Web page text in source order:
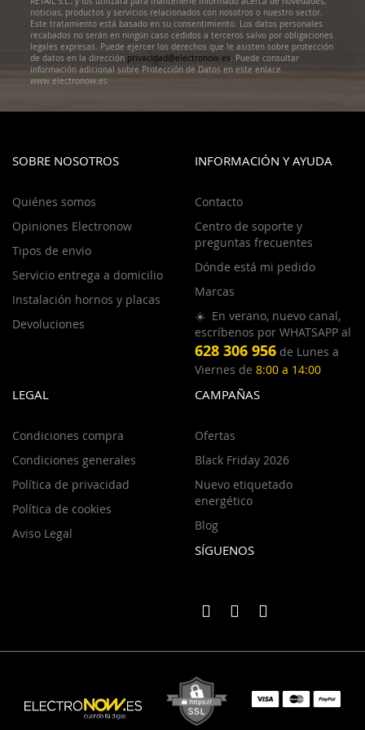
noticias, productos y servicios relacionados con nosotros o nuestro sector.
Este tratamiento está basado en su consentimiento. Los datos personales
recabados no serán en ningún caso cedidos a terceros salvo por obligaciones
legales expresas. Puede ejercer los derechos que le asisten sobre protección
de datos en la dirección privacidad@electronow.es. Puede consultar
información adicional sobre Protección de Datos en este enlace
www.electronow.es
SOBRE NOSOTROS
Quiénes somos
Opiniones Electronow
Tipos de envio
Servicio entrega a domicilio
Instalación hornos y placas
Devoluciones
INFORMACIÓN Y AYUDA
Contacto
Centro de soporte y
preguntas frecuentes
Dónde está mi pedido
Marcas
☀️ En verano, nuevo canal,
escríbenos por WHATSAPP al
628 306 956 de Lunes a
Viernes de 8:00 a 14:00
LEGAL
Condiciones compra
Condiciones generales
Política de privacidad
Política de cookies
Aviso Legal
CAMPAÑAS
Ofertas
Black Friday 2026
Nuevo etiquetado
energético
Blog
SÍGUENOS